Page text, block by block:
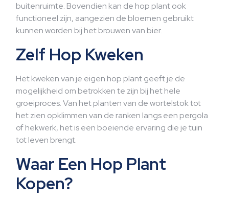
buitenruimte. Bovendien kan de hop plant ook
functioneel zijn, aangezien de bloemen gebruikt
kunnen worden bij het brouwen van bier.
Zelf Hop Kweken
Het kweken van je eigen hop plant geeft je de
mogelijkheid om betrokken te zijn bij het hele
groeiproces. Van het planten van de wortelstok tot
het zien opklimmen van de ranken langs een pergola
of hekwerk, het is een boeiende ervaring die je tuin
tot leven brengt.
Waar Een Hop Plant
Kopen?